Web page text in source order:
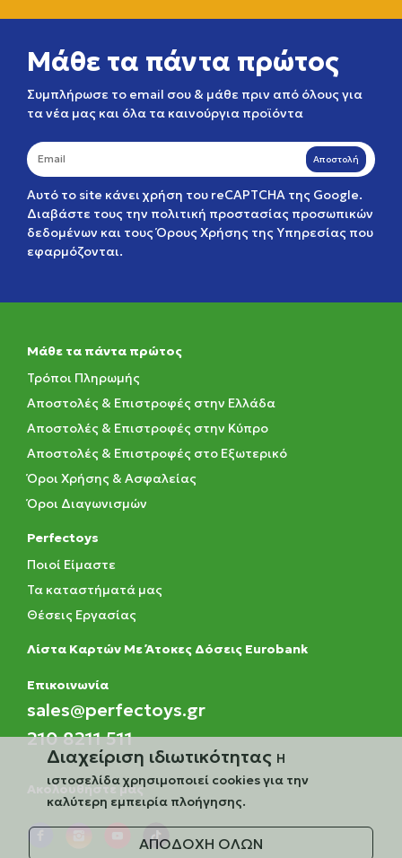
Μάθε τα πάντα πρώτος
Συμπλήρωσε το email σου & μάθε πριν από όλους για
τα νέα μας και όλα τα καινούργια προϊόντα
Αποστολή
Αυτό το site κάνει χρήση του reCAPTCHA της Google.
Διαβάστε τους την πολιτική προστασίας προσωπικών
δεδομένων και τουςΌρους Χρήσης της Υπηρεσίας που
εφαρμόζονται.
Μάθε τα πάντα πρώτος
Τρόποι Πληρωμής
Αποστολές & Επιστροφές στην Ελλάδα
Αποστολές & Επιστροφές στην Κύπρο
Αποστολές & Επιστροφές στο Εξωτερικό
Όροι Χρήσης & Ασφαλείας
Όροι Διαγωνισμών
Perfectoys
Ποιοί Είμαστε
Τα καταστήματά μας
Θέσεις Εργασίας
Λίστα Καρτών Με Άτοκες Δόσεις Eurobank
Eπικοινωνία
sales@perfectoys.gr
210 8211 511
Ακολουθήστε μας
Διαχείριση ιδιωτικότητας Η
ιστοσελίδα χρησιμοποιεί cookies για την
καλύτερη εμπειρία πλοήγησης.
ΑΠΟΔΟΧΗ ΟΛΩΝ